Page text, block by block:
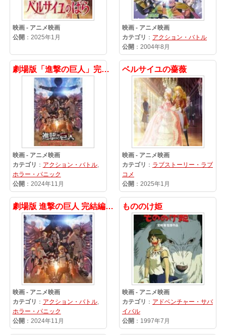
映画 - アニメ映画
公開 ：2025年1月
映画 - アニメ映画
カテゴリ ： アクション・バトル
公開 ：2004年8月
劇場版「進撃の巨人」完結編 THE LAST ATTACK
映画 - アニメ映画
カテゴリ ： アクション・バトル,
ホラー・パニック
公開 ：2024年11月
ベルサイユの薔薇
映画 - アニメ映画
カテゴリ ： ラブストーリー・ラブ
コメ
公開 ：2025年1月
劇場版 進撃の巨人 完結編 – 最後の攻撃 エピソード 1
映画 - アニメ映画
カテゴリ ： アクション・バトル,
ホラー・パニック
公開 ：2024年11月
もののけ姫
映画 - アニメ映画
カテゴリ ： アドベンチャー・サバ
イバル
公開 ：1997年7月